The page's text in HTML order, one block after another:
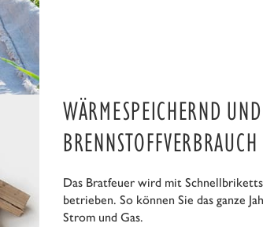
WÄRMESPEICHERND
BRENNSTOFFVERBRAUCH
Das Bratfeuer wird mit
betrieben. So können Sie das ganze
Strom und Gas.